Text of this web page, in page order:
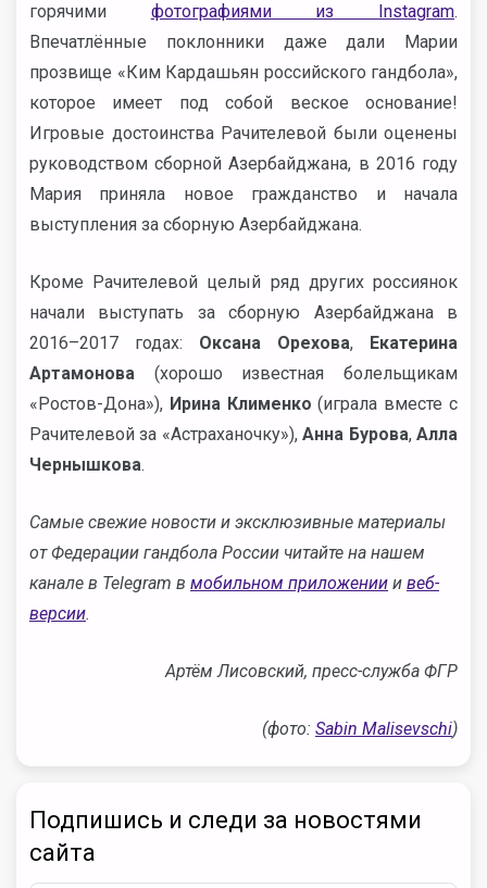
горячими фотографиями из Instagram.
Впечатлённые поклонники даже дали Марии
прозвище «Ким Кардашьян российского гандбола»,
которое имеет под собой веское основание!
Игровые достоинства Рачителевой были оценены
руководством сборной Азербайджана, в 2016 году
Мария приняла новое гражданство и начала
выступления за сборную Азербайджана.
Кроме Рачителевой целый ряд других россиянок
начали выступать за сборную Азербайджана в
2016–2017 годах: Оксана Орехова, Екатерина
Артамонова (хорошо известная болельщикам
«Ростов-Дона»), Ирина Клименко (играла вместе с
Рачителевой за «Астраханочку»),Анна Бурова,Алла
Чернышкова.
Самые свежие новости и эксклюзивные материалы
от Федерации гандбола России читайте на нашем
канале в Telegram в мобильном приложении и веб-
версии.
Артём Лисовский, пресс-служба ФГР
(фото: Sabin Malisevschi)
Подпишись и следи за новостями
сайта